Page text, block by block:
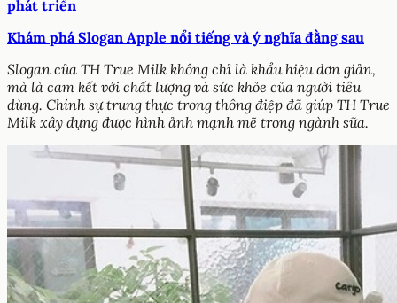
phát triển
Khám phá Slogan Apple nổi tiếng và ý nghĩa đằng sau
Slogan của TH True Milk không chỉ là khẩu hiệu đơn giản,
mà là cam kết với chất lượng và sức khỏe của người tiêu
dùng. Chính sự trung thực trong thông điệp đã giúp TH True
Milk xây dựng được hình ảnh mạnh mẽ trong ngành sữa.